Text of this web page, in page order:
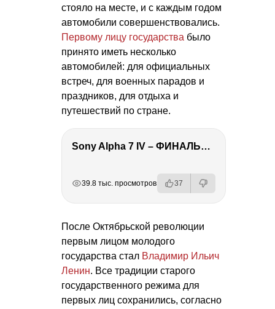
стояло на месте, и с каждым годом
автомобили совершенствовались.
Первому лицу государства было
принято иметь несколько
автомобилей: для официальных
встреч, для военных парадов и
праздников, для отдыха и
путешествий по стране.
Sony Alpha 7 IV – ФИНАЛЬНЫЙ ОБЗОР
39.8 тыс. просмотров 37
После Октябрьской революции
первым лицом молодого
государства стал Владимир Ильич
Ленин. Все традиции старого
государственного режима для
первых лиц сохранились, согласно